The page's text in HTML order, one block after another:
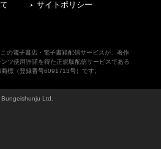
サイトポリシー
の電子書店・電子書籍配信サービスが、著作
ツ使用許諾を得た正規版配信サービスである
標（登録番号6091713号）です。
Ltd.